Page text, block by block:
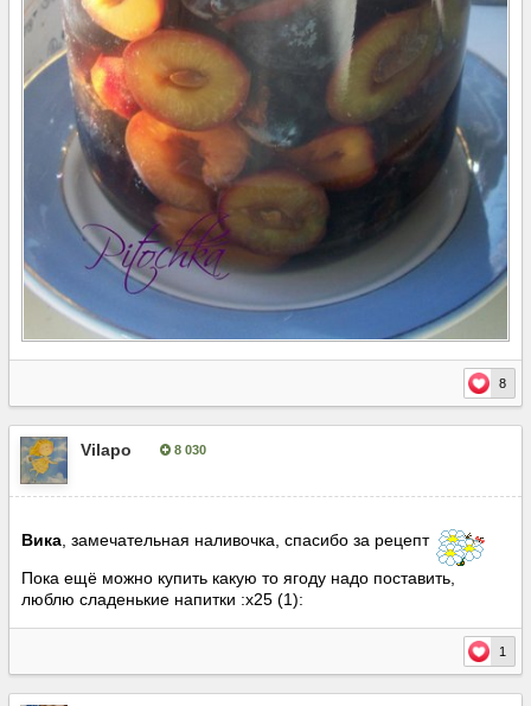
8
Vilapo 8 030
Вика , замечательная наливочка, спасибо за рецепт
Пока ещё можно купить какую то ягоду надо поставить,
люблю сладенькие напитки :x25 (1):
1